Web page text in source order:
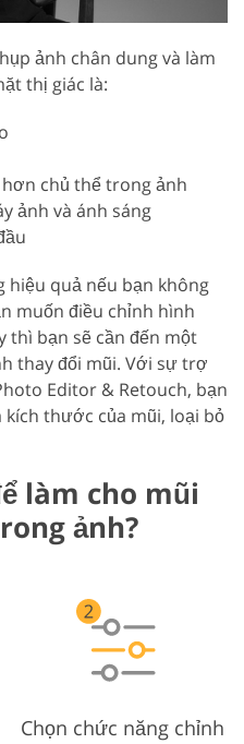
ảnh chân dung và làm
thị giác là:
chủ thể trong ảnh
ảnh và ánh sáng
hiệu quả nếu bạn không
muốn điều chỉnh hình
thì bạn sẽ cần đến một
thay đổi mũi. Với sự trợ
Editor & Retouch, bạn
thước của mũi, loại bỏ
làm cho mũi
ảnh?
Chọn chức năng chỉnh